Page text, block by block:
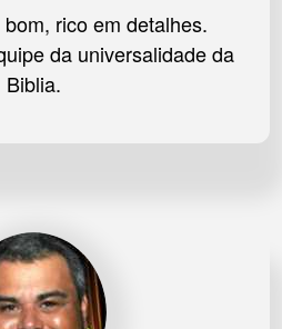
rico em detalhes.
da universalidade da
Biblia.